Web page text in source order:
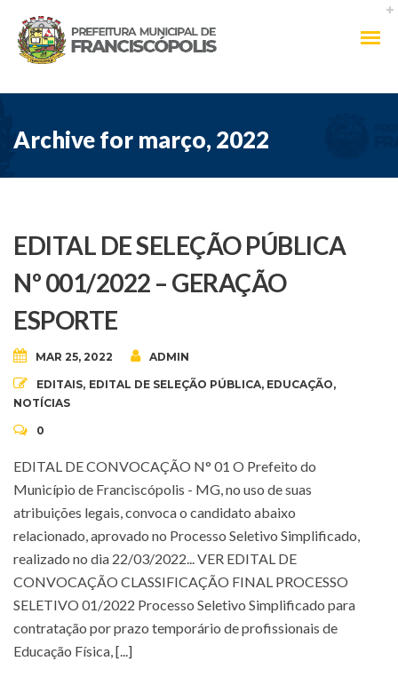
Archive for março, 2022
EDITAL DE SELEÇÃO PÚBLICA
Nº 001/2022 – GERAÇÃO
ESPORTE
MAR 25, 2022 ADMIN
EDITAIS, EDITAL DE SELEÇÃO PÚBLICA, EDUCAÇÃO,
NOTÍCIAS
0
EDITAL DE CONVOCAÇÃO N° 01 O Prefeito do
Município de Franciscópolis - MG, no uso de suas
atribuições legais, convoca o candidato abaixo
relacionado, aprovado no Processo Seletivo Simplificado,
realizado no dia 22/03/2022... VER EDITAL DE
CONVOCAÇÃO CLASSIFICAÇÃO FINAL PROCESSO
SELETIVO 01/2022 Processo Seletivo Simplificado para
contratação por prazo temporário de profissionais de
Educação Física, [...]